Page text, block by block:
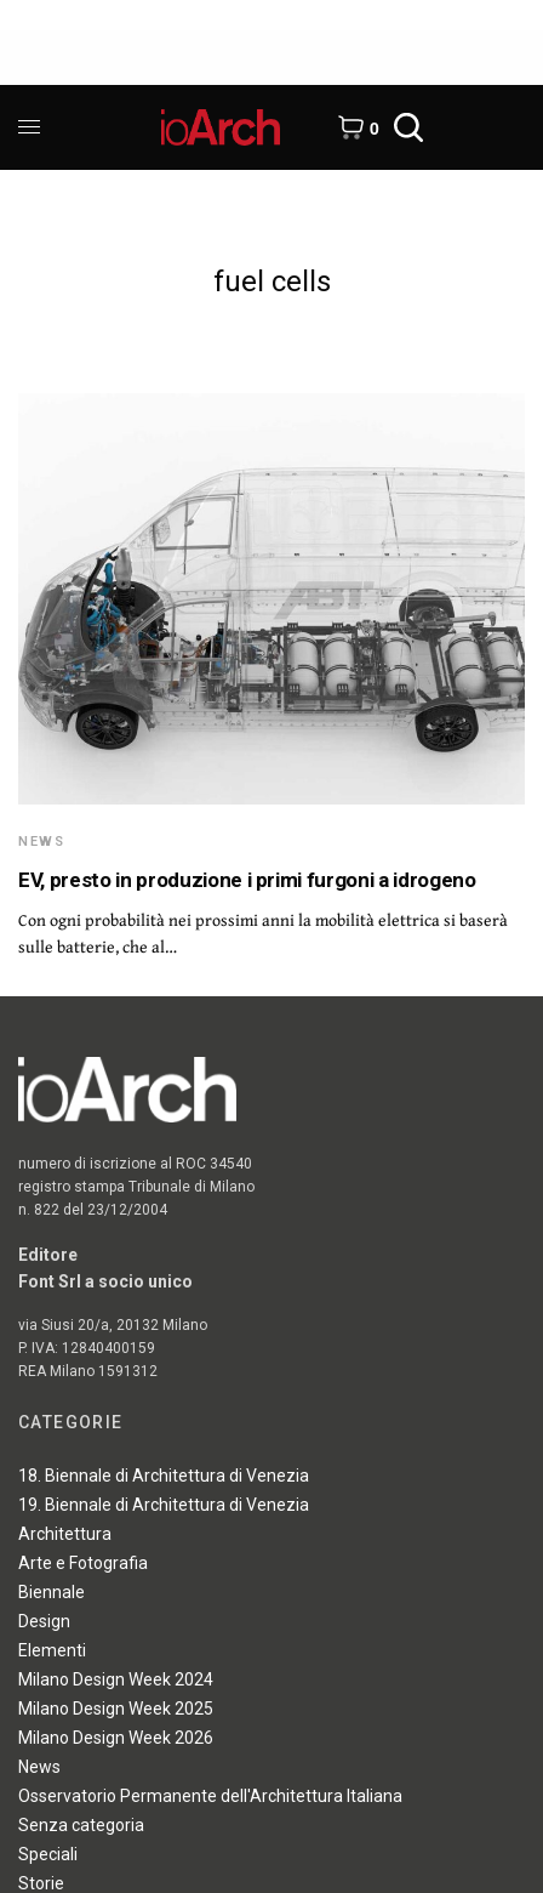
0
fuel cells
NEWS
EV, presto in produzione i primi furgoni a idrogeno
Con ogni probabilità nei prossimi anni la mobilità elettrica si baserà
sulle batterie, che al…
numero di iscrizione al ROC 34540
registro stampa Tribunale di Milano
n. 822 del 23/12/2004
Editore
Font Srl a socio unico
via Siusi 20/a, 20132 Milano
P. IVA: 12840400159
REA Milano 1591312
CATEGORIE
18. Biennale di Architettura di Venezia
19. Biennale di Architettura di Venezia
Architettura
Arte e Fotografia
Biennale
Design
Elementi
Milano Design Week 2024
Milano Design Week 2025
Milano Design Week 2026
News
Osservatorio Permanente dell'Architettura Italiana
Senza categoria
Speciali
Storie